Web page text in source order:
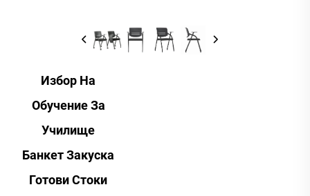
Избор На
Обучение За
Училище
Банкет Закуска
Готови Стоки